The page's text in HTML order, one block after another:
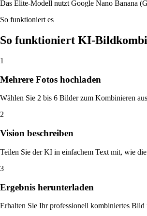
Das Elite-Modell nutzt Google Nano Banana
So funktioniert es
So funktioniert KI-
1
Mehrere Fotos hochladen
Wählen Sie 2 bis 6 Bilder zum Kombinieren
2
Vision beschreiben
Teilen Sie der KI in einfachem Text mit, wie
3
Ergebnis herunterladen
Erhalten Sie Ihr professionell kombiniertes